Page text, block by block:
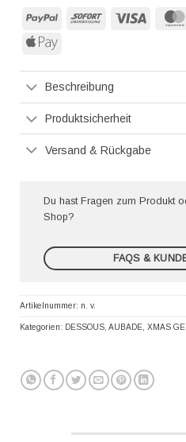
PayPal Sofort
Apple
Beschreibung
Produktsicherheit
Versand & Rückgabe
Du hast Fragen zum Produkt
Shop?
FAQS &
Artikelnummer: n. v.
Kategorien: DESSOUS AUBADE XMAS